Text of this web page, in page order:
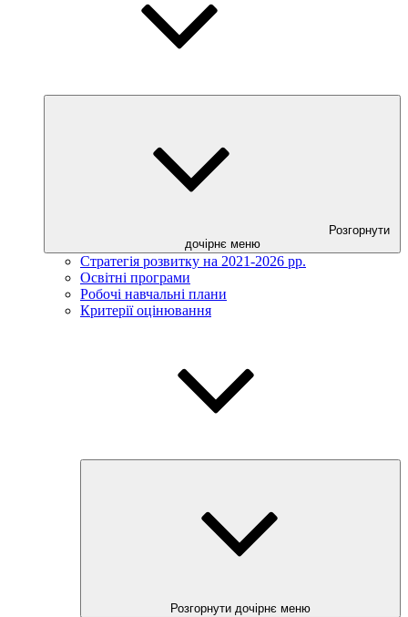
Розгорнути
дочірнє меню
Стратегія розвитку на 2021-2026 рр.
Освітні програми
Робочі навчальні плани
Критерії оцінювання
Розгорнути дочірнє меню